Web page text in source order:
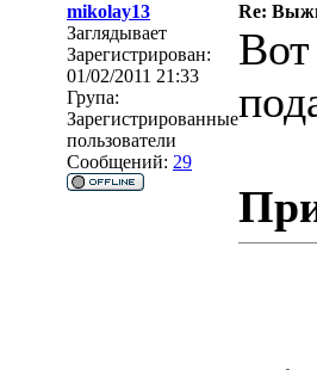
mikolay13
Re:
Заглядывает
Зарегистрирован:
01/02/2011 21:33
Група:
Зарегистрированные
пользователи
Сообщений: 29